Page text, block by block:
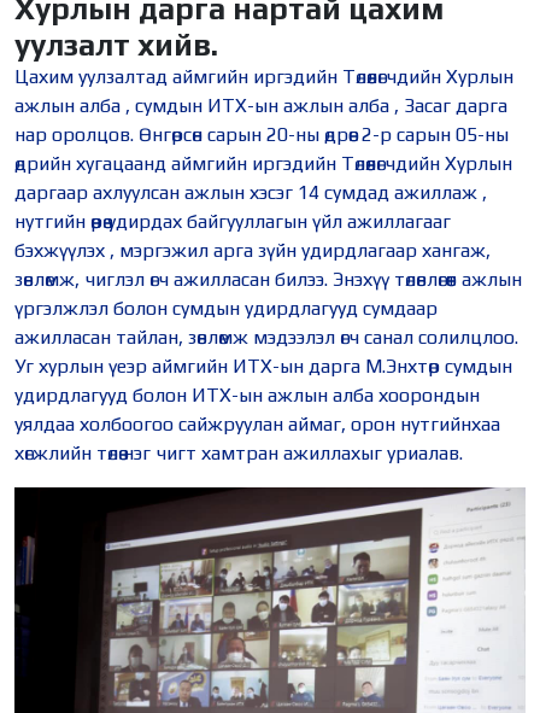
Хурлын дарга нартай цахим
уулзалт хийв.
Цахим уулзалтад аймгийн иргэдийн Төлөөлөгчдийн Хурлын
ажлын алба , сумдын ИТХ-ын ажлын алба , Засаг дарга
нар оролцов. Өнгөрсөн сарын 20-ны өдрөөс 2-р сарын 05-ны
өдрийн хугацаанд аймгийн иргэдийн Төлөөлөгчдийн Хурлын
даргаар ахлуулсан ажлын хэсэг 14 сумдад ажиллаж ,
нутгийн өөрөө удирдах байгууллагын үйл ажиллагааг
бэхжүүлэх , мэргэжил арга зүйн удирдлагаар хангаж,
зөвлөмж, чиглэл өгч ажилласан билээ. Энэхүү төлөвлөгөөт ажлын
үргэлжлэл болон сумдын удирдлагууд сумдаар
ажилласан тайлан, зөвлөмж мэдээлэл өгч санал солилцлоо.
Уг хурлын үеэр аймгийн ИТХ-ын дарга М.Энхтөр сумдын
удирдлагууд болон ИТХ-ын ажлын алба хоорондын
уялдаа холбоогоо сайжруулан аймаг, орон нутгийнхаа
хөгжлийн төлөө нэг чигт хамтран ажиллахыг уриалав.